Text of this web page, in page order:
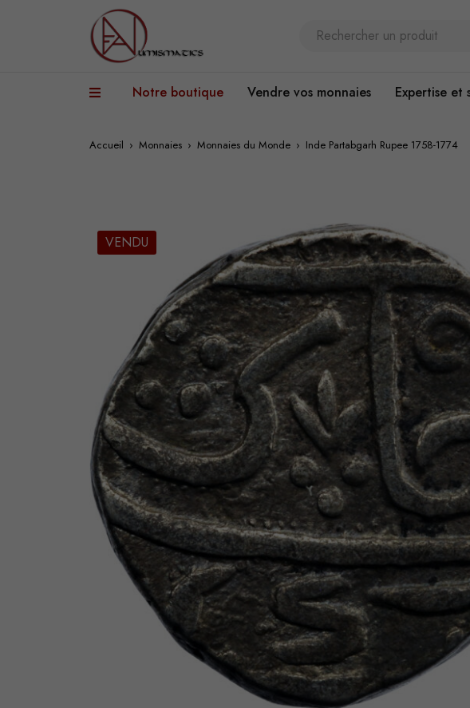
Notre boutique Vendre vos monnaies Expertise et
Accueil › Monnaies › Monnaies du Monde › Inde Partabgarh Rupee 1758-1774
VENDU